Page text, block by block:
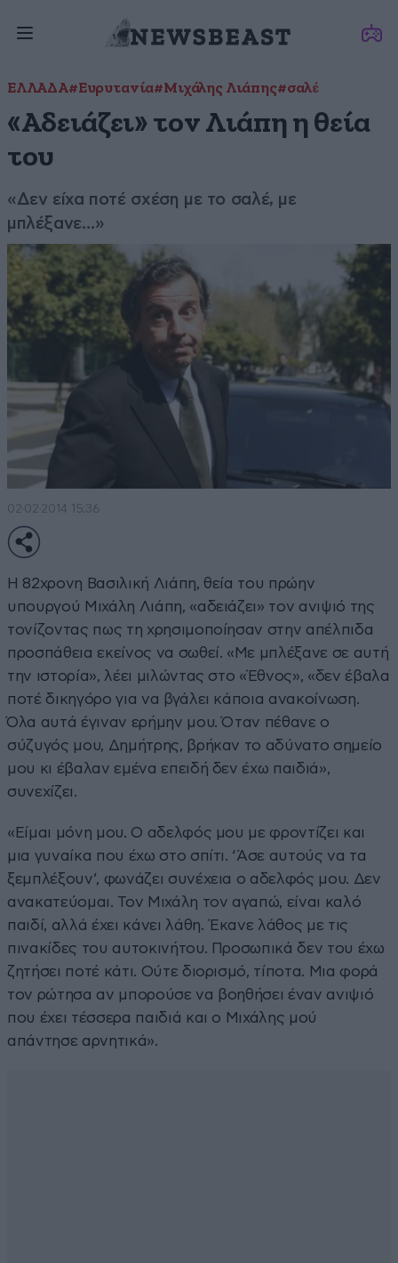
ΕΛΛΑΔΑ#Ευρυτανία#Μιχάλης Λιάπης#σαλέ
«Αδειάζει» τον Λιάπη η θεία
του
«Δεν είχα ποτέ σχέση με το σαλέ, με
μπλέξανε…»
02·02·2014 15:36
Η 82χρονη Βασιλική Λιάπη, θεία του πρώην
υπουργού Μιχάλη Λιάπη, «αδειάζει» τον ανιψιό της
τονίζοντας πως τη χρησιμοποίησαν στην απέλπιδα
προσπάθεια εκείνος να σωθεί. «Με μπλέξανε σε αυτή
την ιστορία», λέει μιλώντας στο «Έθνος», «δεν έβαλα
ποτέ δικηγόρο για να βγάλει κάποια ανακοίνωση.
Όλα αυτά έγιναν ερήμην μου. Όταν πέθανε ο
σύζυγός μου, Δημήτρης, βρήκαν το αδύνατο σημείο
μου κι έβαλαν εμένα επειδή δεν έχω παιδιά»,
συνεχίζει.
«Είμαι μόνη μου. Ο αδελφός μου με φροντίζει και
μια γυναίκα που έχω στο σπίτι. ‘Άσε αυτούς να τα
ξεμπλέξουν’, φωνάζει συνέχεια ο αδελφός μου. Δεν
ανακατεύομαι. Τον Μιχάλη τον αγαπώ, είναι καλό
παιδί, αλλά έχει κάνει λάθη. Έκανε λάθος με τις
πινακίδες του αυτοκινήτου. Προσωπικά δεν του έχω
ζητήσει ποτέ κάτι. Ούτε διορισμό, τίποτα. Μια φορά
τον ρώτησα αν μπορούσε να βοηθήσει έναν ανιψιό
που έχει τέσσερα παιδιά και ο Μιχάλης μού
απάντησε αρνητικά».